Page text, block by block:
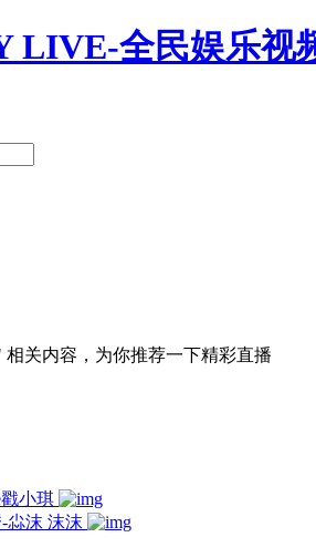
LIVE-全民娱乐视
相关内容，为你推荐一下精彩直播
小琪
尛沫 沫沫